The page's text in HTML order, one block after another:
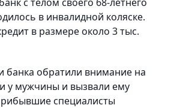
в инвалидной коляске.
в размере около 3 тыс.
банка обратили внимание на
у мужчины и вызвали ему
специалисты